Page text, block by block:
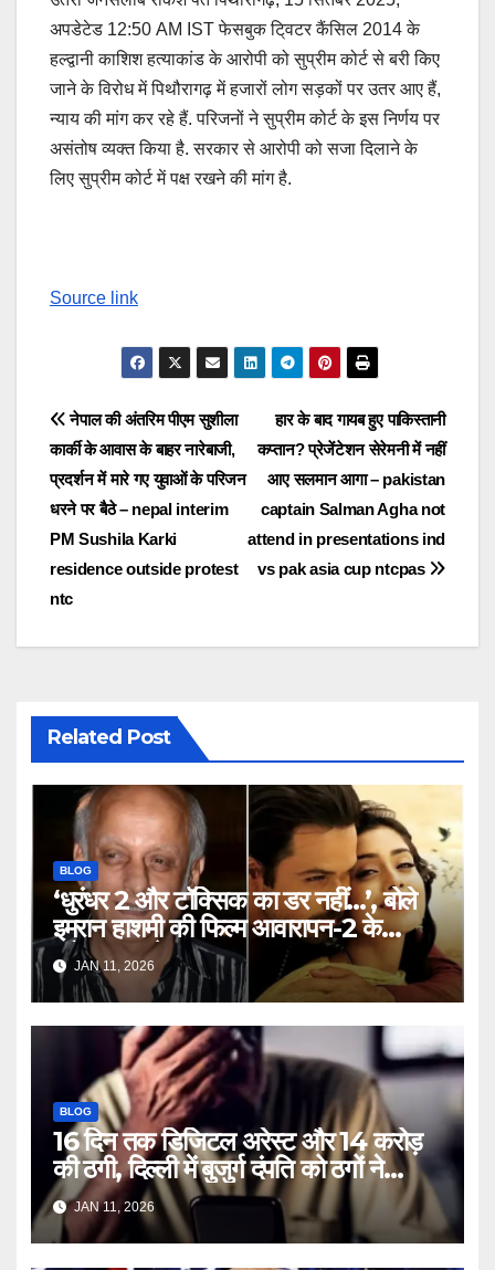
अपडेटेड 12:50 AM IST फेसबुक टि्वटर कैंसिल 2014 के
हल्द्वानी काशि‍श हत्याकांड के आरोपी को सुप्रीम कोर्ट से बरी किए
जाने के विरोध में पिथौरागढ़ में हजारों लोग सड़कों पर उतर आए हैं,
न्याय की मांग कर रहे हैं. परिजनों ने सुप्रीम कोर्ट के इस निर्णय पर
असंतोष व्यक्त किया है. सरकार से आरोपी को सजा दिलाने के
लिए सुप्रीम कोर्ट में पक्ष रखने की मांग है.
Source link
Post
navigation
हार के बाद गायब हुए पाकिस्तानी
कप्तान? प्रेजेंटेशन सेरेमनी में नहीं
आए सलमान आगा – pakistan
captain Salman Agha not
attend in presentations ind
vs pak asia cup ntcpas
नेपाल की अंतरिम पीएम सुशीला
कार्की के आवास के बाहर नारेबाजी,
प्रदर्शन में मारे गए युवाओं के परिजन
धरने पर बैठे – nepal interim
PM Sushila Karki
residence outside protest
ntc
Related Post
BLOG
‘धुरंधर 2 और टॉक्सिक का डर नहीं…’, बोले
इमरान हाशमी की फिल्म आवारापन-2 के
प्रोड्यूसर मुकेश भट्ट – Mukesh
Bhatt on Emraan Hashmi
Awarapan 2 delay release
date tmovg
JAN 11, 2026
BLOG
16 दिन तक डिजिटल अरेस्ट और 14 करोड़
की ठगी, दिल्ली में बुजुर्ग दंपति को ठगों ने
लगाया चूना – Delhi Cyber Fraud
elderly couple digital arrest
duped crores ntc rttm
JAN 11, 2026